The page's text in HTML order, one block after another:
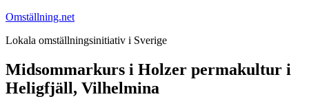
Hoppa
innehåll
Omställning.net
Lokala omställningsinitiativ i Sverige
Midsommarkurs i Holzer permakultur i
Heligfjäll, Vilhelmina